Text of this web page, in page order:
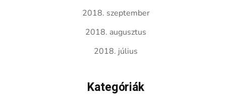
2018. szeptember
2018. augusztus
2018. július
Kategóriák